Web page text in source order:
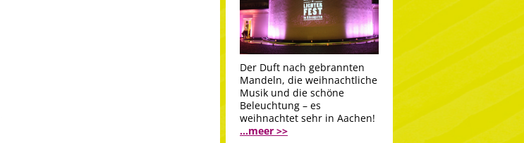
Der Duft nach gebrannten
Mandeln, die weihnachtliche
Musik und die schöne
Beleuchtung – es
weihnachtet sehr in Aachen!
...meer >>